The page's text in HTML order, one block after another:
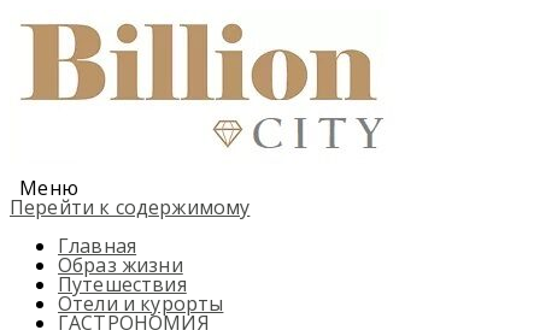
Меню
Перейти к содержимому
Главная
Образ жизни
Путешествия
Отели и курорты
ГАСТРОНОМИЯ